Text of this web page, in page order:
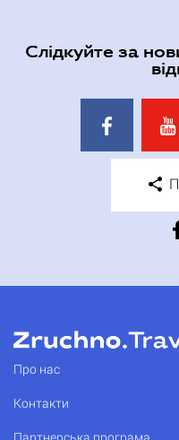
Слідкуйте за
Про нас
Контакти